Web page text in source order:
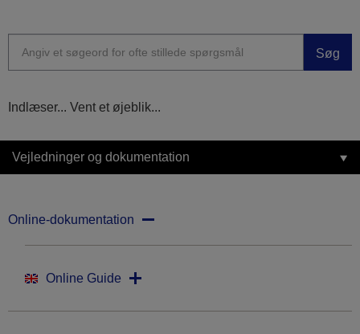
Søg
Indlæser... Vent et øjeblik...
Vejledninger og dokumentation
Online-dokumentation
Online Guide